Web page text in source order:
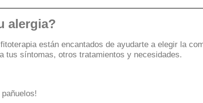
alergia?
están encantados de ayudarte a elegir la
tus síntomas, otros tratamientos y necesidades.